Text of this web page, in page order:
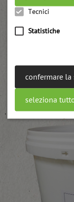
Tecnici
Statistiche
confermare la
seleziona
confettura